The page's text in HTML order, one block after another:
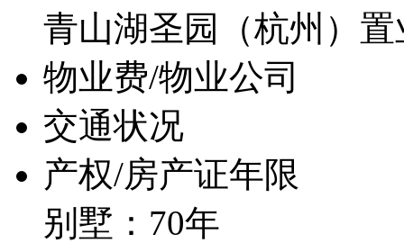
青山湖圣园（杭州）
物业费/物业公司
交通状况
产权/房产证年限
别墅：70年